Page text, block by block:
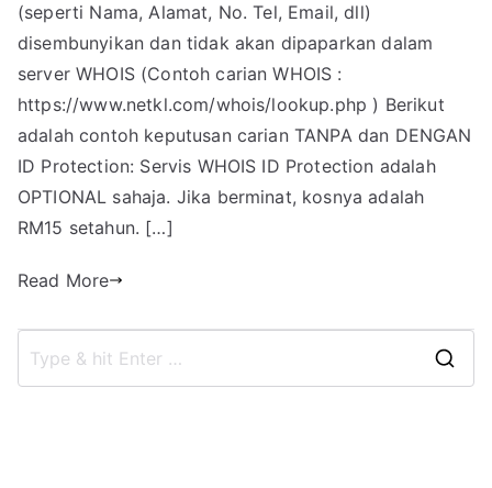
(seperti Nama, Alamat, No. Tel, Email, dll)
disembunyikan dan tidak akan dipaparkan dalam
server WHOIS (Contoh carian WHOIS :
https://www.netkl.com/whois/lookup.php ) Berikut
adalah contoh keputusan carian TANPA dan DENGAN
ID Protection: Servis WHOIS ID Protection adalah
OPTIONAL sahaja. Jika berminat, kosnya adalah
RM15 setahun. […]
Read More